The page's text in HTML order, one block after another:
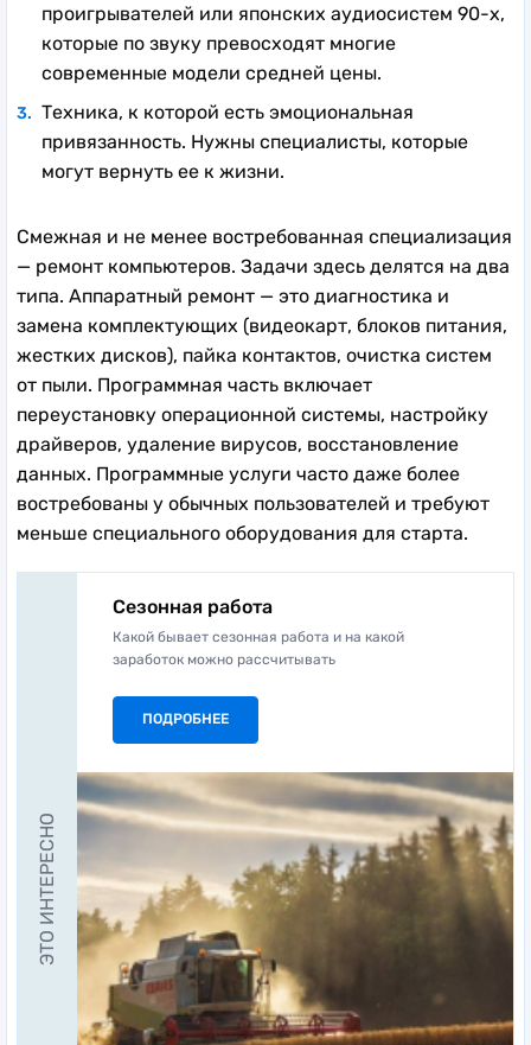
проигрывателей или японских аудиосистем 90-х,
которые по звуку превосходят многие
современные модели средней цены.
Техника, к которой есть эмоциональная
привязанность. Нужны специалисты, которые
могут вернуть ее к жизни.
Смежная и не менее востребованная специализация
— ремонт компьютеров. Задачи здесь делятся на два
типа. Аппаратный ремонт — это диагностика и
замена комплектующих (видеокарт, блоков питания,
жестких дисков), пайка контактов, очистка систем
от пыли. Программная часть включает
переустановку операционной системы, настройку
драйверов, удаление вирусов, восстановление
данных. Программные услуги часто даже более
востребованы у обычных пользователей и требуют
меньше специального оборудования для старта.
ЭТО ИНТЕРЕСНО
Сезонная работа
Какой бывает сезонная работа и на какой
заработок можно рассчитывать
ПОДРОБНЕЕ